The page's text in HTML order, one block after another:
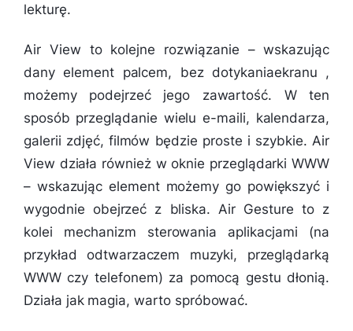
lekturę.
Air View to kolejne rozwiązanie – wskazując
dany element palcem, bez dotykaniaekranu ,
możemy podejrzeć jego zawartość. W ten
sposób przeglądanie wielu e-maili, kalendarza,
galerii zdjęć, filmów będzie proste i szybkie. Air
View działa również w oknie przeglądarki WWW
– wskazując element możemy go powiększyć i
wygodnie obejrzeć z bliska. Air Gesture to z
kolei mechanizm sterowania aplikacjami (na
przykład odtwarzaczem muzyki, przeglądarką
WWW czy telefonem) za pomocą gestu dłonią.
Działa jak magia, warto spróbować.